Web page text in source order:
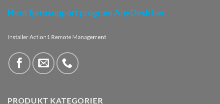
Hent fjernsupport program AnyDesk her.
Installer Action1 Remote Management
PRODUKT KATEGORIER